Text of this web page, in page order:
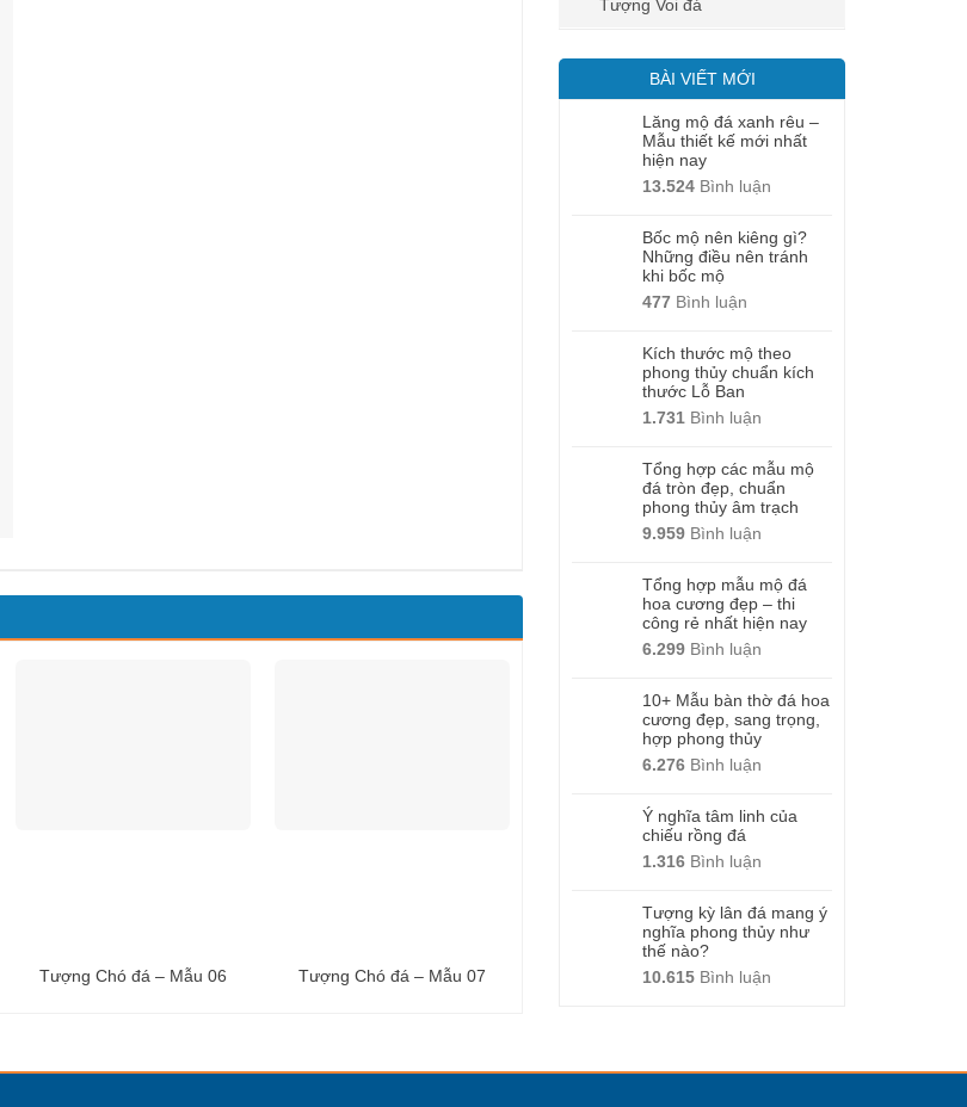
Tượng Voi đá
BÀI VIẾT MỚI
Lăng mộ đá xanh rêu –
Mẫu thiết kế mới nhất
hiện nay
13.524 Bình luận
Bốc mộ nên kiêng gì?
Những điều nên tránh
khi bốc mộ
477 Bình luận
Kích thước mộ theo
phong thủy chuẩn kích
thước Lỗ Ban
1.731 Bình luận
Tổng hợp các mẫu mộ
đá tròn đẹp, chuẩn
phong thủy âm trạch
9.959 Bình luận
Tổng hợp mẫu mộ đá
hoa cương đẹp – thi
công rẻ nhất hiện nay
6.299 Bình luận
10+ Mẫu bàn thờ đá hoa
cương đẹp, sang trọng,
hợp phong thủy
6.276 Bình luận
Ý nghĩa tâm linh của
chiếu rồng đá
1.316 Bình luận
Tượng kỳ lân đá mang ý
nghĩa phong thủy như
thế nào?
10.615 Bình luận
Tượng Chó đá – Mẫu 06 Tượng Chó đá – Mẫu 07 Tượng Chó đá – Mẫu 04